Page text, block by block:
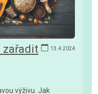
13.4.2024
zařadit
výživu. Jak